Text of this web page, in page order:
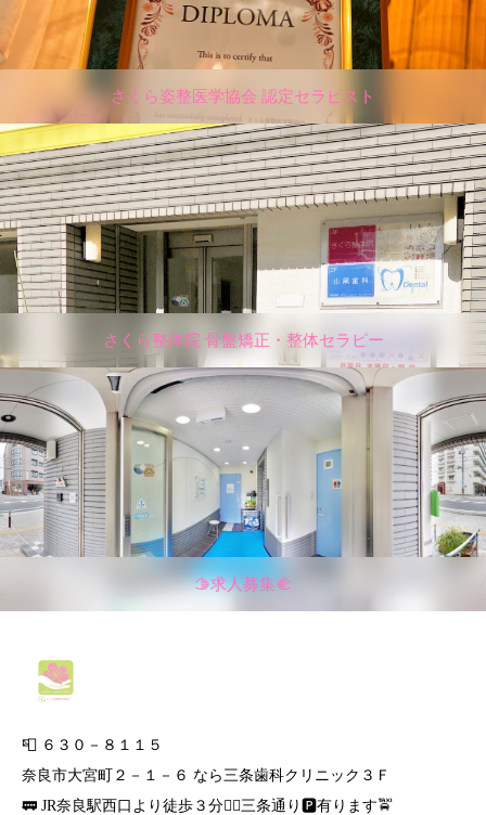
さくら姿整医学協会 認定セラピスト
さくら整体院 骨盤矯正・整体セラピー
🫱求人募集🫲
📮 ６３０－８１１５
奈良市大宮町２－１－６ なら三条歯科クリニック３Ｆ
🚃 JR奈良駅西口より徒歩３分🚶‍♀️三条通り🅿️有ります🚖